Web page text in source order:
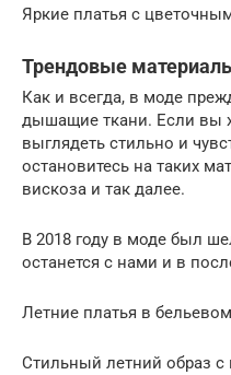
Яркие платья с
Трендовые
Как и всегда, в моде
дышащие ткани. Если вы
выглядеть стильно и
остановитесь на таких
вискоза и так далее.
В 2018 году в моде был
останется с нами и в
Летние платья в
Стильный летний образ